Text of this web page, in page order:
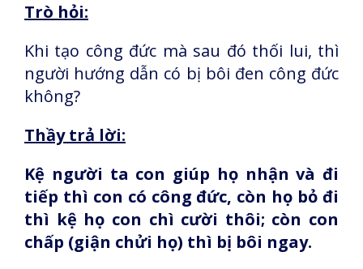
Trò hỏi:
Khi tạo công đức mà sau đó thối lui, thì
người hướng dẫn có bị bôi đen công đức
không?
Thầy trả lời:
Kệ người ta con giúp họ nhận và đi
tiếp thì con có công đức, còn họ bỏ đi
thì kệ họ con chì cười thôi; còn con
chấp (giận chửi họ) thì bị bôi ngay.